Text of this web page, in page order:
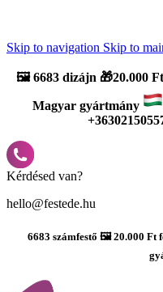
Skip to navigation Skip to
🖼️6683 dizájn 🎁20.000
Magyar gyártmány
Kérdésed van?
hello@festede.hu
6683 számfestő 🖼️ 20.000